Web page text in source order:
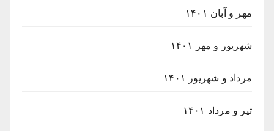
مهر و آبان ۱۴۰۱
شهریور و مهر ۱۴۰۱
مرداد و شهریور ۱۴۰۱
تیر و مرداد ۱۴۰۱